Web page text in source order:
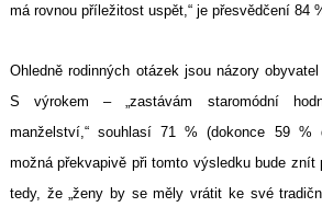
má rovnou příležitost uspět,“ je přesvědčení 84
Ohledně rodinných otázek jsou názory
S výrokem – „zastávám staromódní
manželství,“ souhlasí 71 % (dokonce 59 %
možná překvapivě při tomto výsledku bude
tedy, že „ženy by se měly vrátit ke své